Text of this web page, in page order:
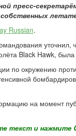
пресс-
Russian.
Black Hawk,
по окружению
на момент
текст и нажмите